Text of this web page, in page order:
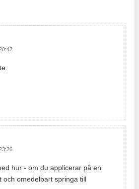
hur - om du applicerar på en
och omedelbart springa till